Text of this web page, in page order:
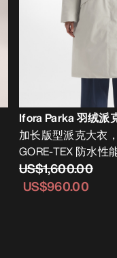
Ifora Parka 羽绒派
加长版型派克大衣
GORE-TEX 防水性
US$1,600.00
US$960.00